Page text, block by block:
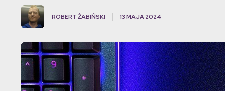
ROBERT ŻABIŃSKI 13 MAJA 2024